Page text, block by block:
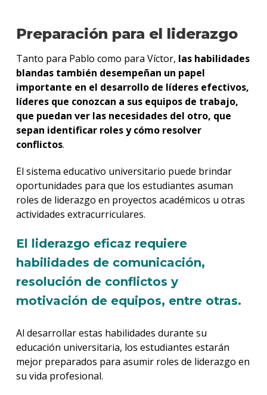
Preparación para el liderazgo
Tanto para Pablo como para Víctor, las habilidades
blandas también desempeñan un papel
importante en el desarrollo de líderes efectivos,
líderes que conozcan a sus equipos de trabajo,
que puedan ver las necesidades del otro, que
sepan identificar roles y cómo resolver
conflictos.
El sistema educativo universitario puede brindar
oportunidades para que los estudiantes asuman
roles de liderazgo en proyectos académicos u otras
actividades extracurriculares.
El liderazgo eficaz requiere
habilidades de comunicación,
resolución de conflictos y
motivación de equipos, entre otras.
Al desarrollar estas habilidades durante su
educación universitaria, los estudiantes estarán
mejor preparados para asumir roles de liderazgo en
su vida profesional.